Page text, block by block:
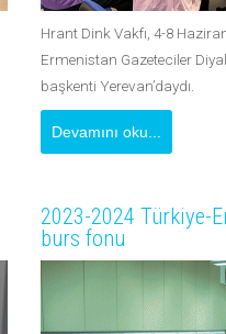
Hrant Dink Vakfı, 4-8
Ermenistan Gazeteciler
başkenti Yerevan’daydı.
Devamını oku...
2023-2024 Türkiye-
burs fonu